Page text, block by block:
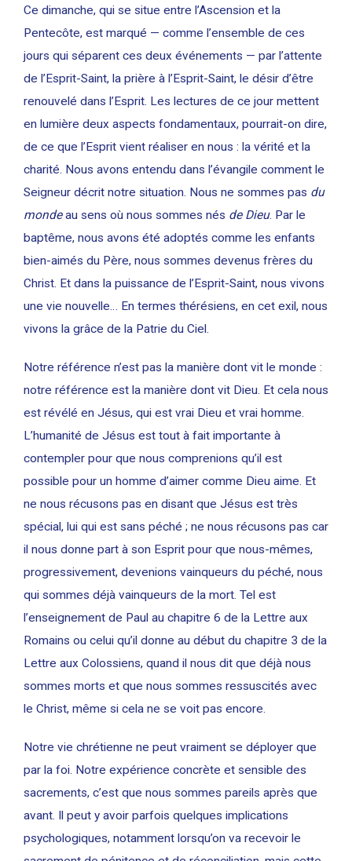
Ce dimanche, qui se situe entre l’Ascension et la
Pentecôte, est marqué — comme l’ensemble de ces
jours qui séparent ces deux événements — par l’attente
de l’Esprit-Saint, la prière à l’Esprit-Saint, le désir d’être
renouvelé dans l’Esprit. Les lectures de ce jour mettent
en lumière deux aspects fondamentaux, pourrait-on dire,
de ce que l’Esprit vient réaliser en nous : la vérité et la
charité. Nous avons entendu dans l’évangile comment le
Seigneur décrit notre situation. Nous ne sommes pas du
mondeau sens où nous sommes nés de Dieu. Par le
baptême, nous avons été adoptés comme les enfants
bien-aimés du Père, nous sommes devenus frères du
Christ. Et dans la puissance de l’Esprit-Saint, nous vivons
une vie nouvelle… En termes thérésiens, en cet exil, nous
vivons la grâce de la Patrie du Ciel.
Notre référence n’est pas la manière dont vit le monde :
notre référence est la manière dont vit Dieu. Et cela nous
est révélé en Jésus, qui est vrai Dieu et vrai homme.
L’humanité de Jésus est tout à fait importante à
contempler pour que nous comprenions qu’il est
possible pour un homme d’aimer comme Dieu aime. Et
ne nous récusons pas en disant que Jésus est très
spécial, lui qui est sans péché ; ne nous récusons pas car
il nous donne part à son Esprit pour que nous-mêmes,
progressivement, devenions vainqueurs du péché, nous
qui sommes déjà vainqueurs de la mort. Tel est
l’enseignement de Paul au chapitre 6 de la Lettre aux
Romains ou celui qu’il donne au début du chapitre 3 de la
Lettre aux Colossiens, quand il nous dit que déjà nous
sommes morts et que nous sommes ressuscités avec
le Christ, même si cela ne se voit pas encore.
Notre vie chrétienne ne peut vraiment se déployer que
par la foi. Notre expérience concrète et sensible des
sacrements, c’est que nous sommes pareils après que
avant. Il peut y avoir parfois quelques implications
psychologiques, notamment lorsqu’on va recevoir le